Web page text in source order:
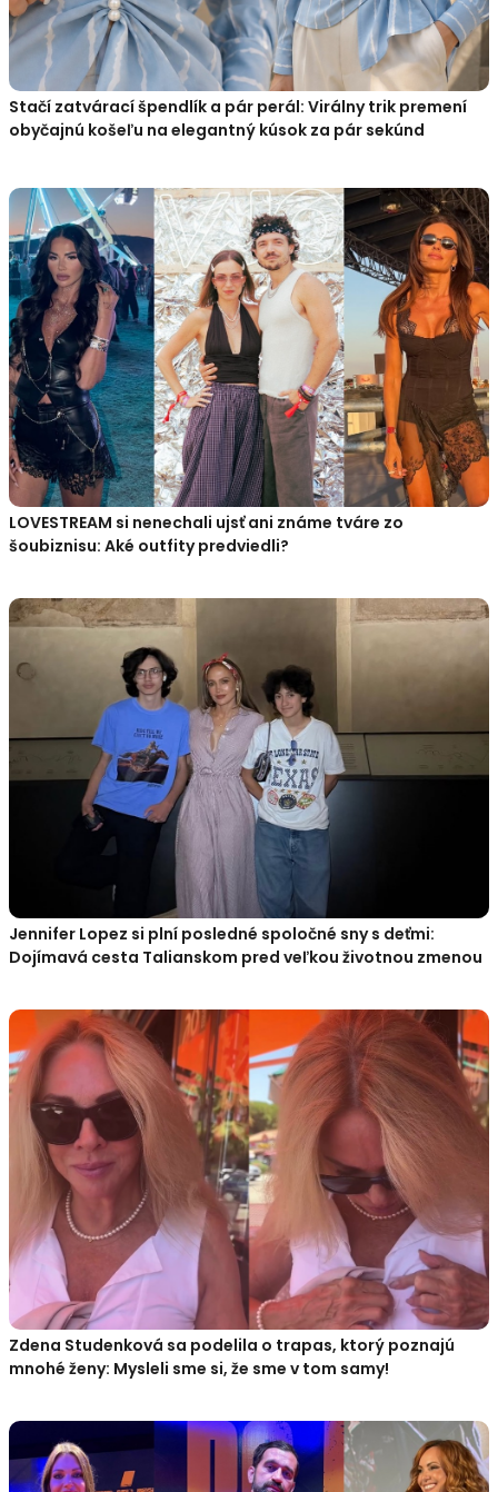
Stačí zatvárací špendlík a pár perál: Virálny trik premení
obyčajnú košeľu na elegantný kúsok za pár sekúnd
LOVESTREAM si nenechali ujsť ani známe tváre zo
šoubiznisu: Aké outfity predviedli?
Jennifer Lopez si plní posledné spoločné sny s deťmi:
Dojímavá cesta Talianskom pred veľkou životnou zmenou
Zdena Studenková sa podelila o trapas, ktorý poznajú
mnohé ženy: Mysleli sme si, že sme v tom samy!